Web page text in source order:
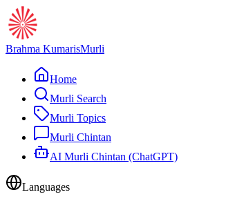
Brahma KumarisMurli
Home
Murli Search
Murli Topics
Murli Chintan
AI Murli Chintan (ChatGPT)
Languages